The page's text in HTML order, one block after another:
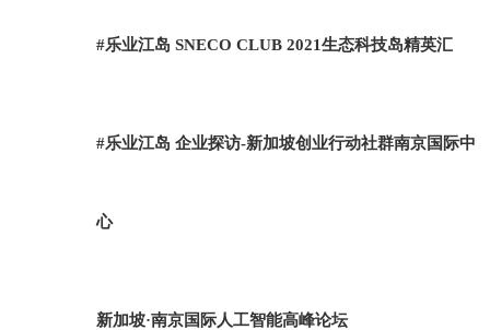
#乐业江岛 SNECO CLUB 2021生态科技岛精英汇
#乐业江岛 企业探访-新加坡创业行动社群南京国际中
心
新加坡·南京国际人工智能高峰论坛